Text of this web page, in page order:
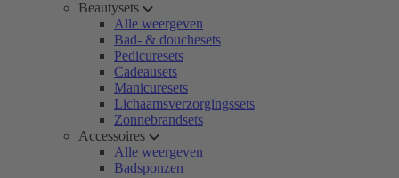
Beautysets
Alle weergeven
Bad- & douchesets
Pedicuresets
Cadeausets
Manicuresets
Lichaamsverzorgingssets
Zonnebrandsets
Accessoires
Alle weergeven
Badsponzen